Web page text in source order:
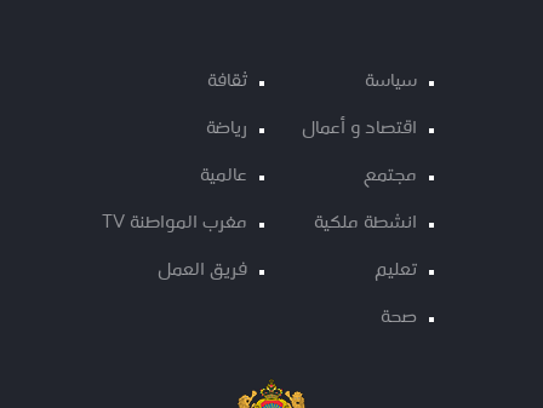
سياسة
اقتصاد و أعمال
مجتمع
انشطة ملكية
تعليم
صحة
ثقافة
رياضة
عالمية
مغرب المواطنة TV
فريق العمل